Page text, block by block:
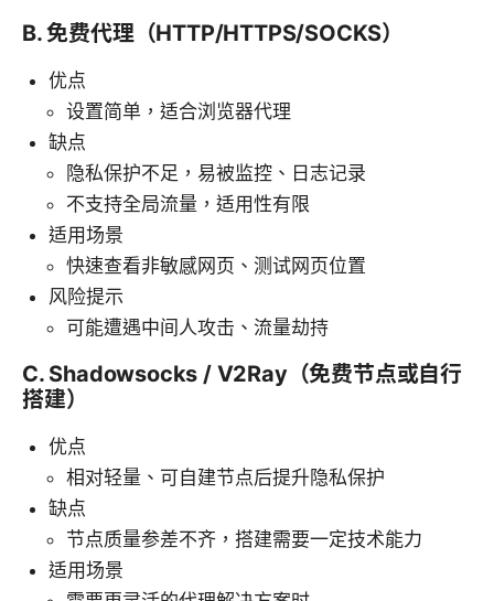
B. 免费代理（HTTP/HTTPS/SOCKS）
优点
设置简单，适合浏览器代理
缺点
隐私保护不足，易被监控、日志记录
不支持全局流量，适用性有限
适用场景
快速查看非敏感网页、测试网页位置
风险提示
可能遭遇中间人攻击、流量劫持
C. Shadowsocks / V2Ray（免费节点或自行
搭建）
优点
相对轻量、可自建节点后提升隐私保护
缺点
节点质量参差不齐，搭建需要一定技术能力
适用场景